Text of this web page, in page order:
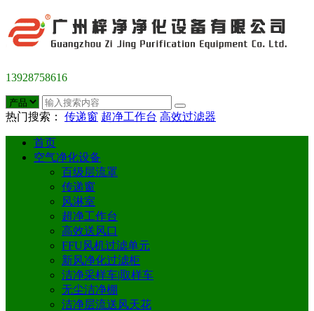
13928758616
热门搜索： 传递窗 超净工作台 高效过滤器
首页
空气净化设备
百级层流罩
传递窗
风淋室
超净工作台
高效送风口
FFU风机过滤单元
新风净化过滤柜
洁净采样车|取样车
无尘洁净棚
洁净层流送风天花